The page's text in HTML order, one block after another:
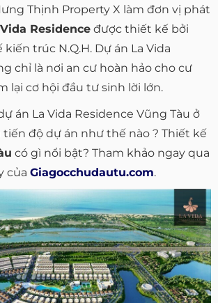
Thịnh Property X làm đơn vị phát
Residence được thiết kế bởi
trúc N.Q.H. Dự án La Vida
chỉ là nơi an cư hoàn hảo cho cư
lại cơ hội đầu tư sinh lời lớn.
án La Vida Residence Vũng Tàu ở
tiến độ dự án như thế nào ? Thiết kế
có gì nổi bật? Tham khảo ngay qua
của Giagocchudautu.com.